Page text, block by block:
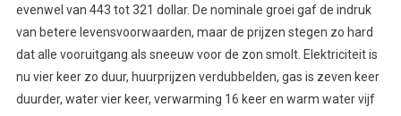
evenwel van 443 tot 321 dollar. De nominale groei gaf de indruk
van betere levensvoorwaarden, maar de prijzen stegen zo hard
dat alle vooruitgang als sneeuw voor de zon smolt. Elektriciteit is
nu vier keer zo duur, huurprijzen verdubbelden, gas is zeven keer
duurder, water vier keer, verwarming 16 keer en warm water vijf